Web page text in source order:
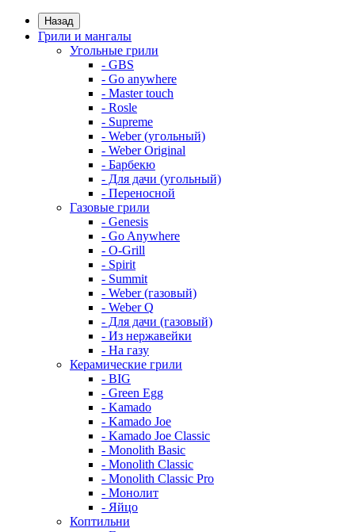
Назад
Грили и мангалы
Угольные грили
- GBS
- Go anywhere
- Master touch
- Rosle
- Supreme
- Weber (угольный)
- Weber Original
- Барбекю
- Для дачи (угольный)
- Переносной
Газовые грили
- Genesis
- Go Anywhere
- O-Grill
- Spirit
- Summit
- Weber (газовый)
- Weber Q
- Для дачи (газовый)
- Из нержавейки
- На газу
Керамические грили
- BIG
- Green Egg
- Kamado
- Kamado Joe
- Kamado Joe Classic
- Monolith Basic
- Monolith Classic
- Monolith Classic Pro
- Монолит
- Яйцо
Коптильни